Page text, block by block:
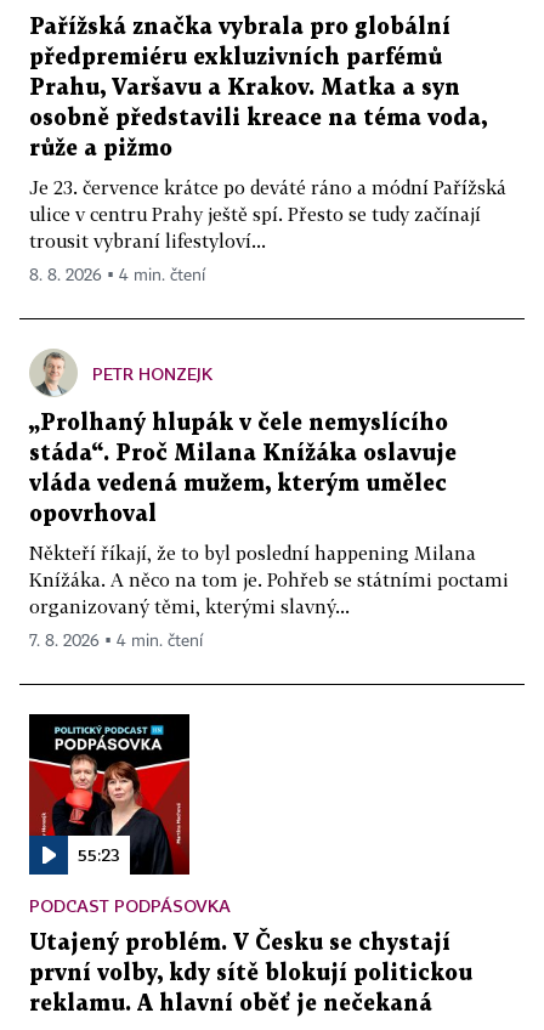
Pařížská značka vybrala pro globální
předpremiéru exkluzivních parfémů
Prahu, Varšavu a Krakov. Matka a syn
osobně představili kreace na téma voda,
růže a pižmo
Je 23. července krátce po deváté ráno a módní Pařížská
ulice v centru Prahy ještě spí. Přesto se tudy začínají
trousit vybraní lifestyloví...
8. 8. 2026 ▪ 4 min. čtení
PETR HONZEJK
„Prolhaný hlupák v čele nemyslícího
stáda“. Proč Milana Knížáka oslavuje
vláda vedená mužem, kterým umělec
opovrhoval
Někteří říkají, že to byl poslední happening Milana
Knížáka. A něco na tom je. Pohřeb se státními poctami
organizovaný těmi, kterými slavný...
7. 8. 2026 ▪ 4 min. čtení
55:23
PODCAST PODPÁSOVKA
Utajený problém. V Česku se chystají
první volby, kdy sítě blokují politickou
reklamu. A hlavní oběť je nečekaná